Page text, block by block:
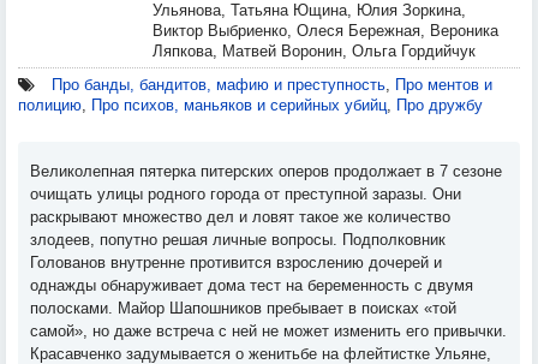
Ульянова, Татьяна Ющина, Юлия Зоркина,
Виктор Выбриенко, Олеся Бережная, Вероника
Ляпкова, Матвей Воронин, Ольга Гордийчук
Про банды, бандитов, мафию и преступность, Про ментов и
полицию, Про психов, маньяков и серийных убийц, Про дружбу
Великолепная пятерка питерских оперов продолжает в 7 сезоне
очищать улицы родного города от преступной заразы. Они
раскрывают множество дел и ловят такое же количество
злодеев, попутно решая личные вопросы. Подполковник
Голованов внутренне противится взрослению дочерей и
однажды обнаруживает дома тест на беременность с двумя
полосками. Майор Шапошников пребывает в поисках «той
самой», но даже встреча с ней не может изменить его привычки.
Красавченко задумывается о женитьбе на флейтистке Ульяне,